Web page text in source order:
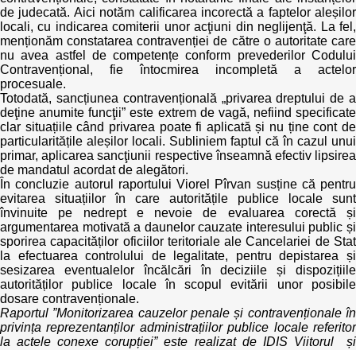
de judecată. Aici notăm calificarea incorectă a faptelor aleșilor
locali, cu indicarea comiterii unor acţiuni din neglijenţă. La fel,
menționăm constatarea contravenției de către o autoritate care
nu avea astfel de competențe conform prevederilor Codului
Contravențional, fie întocmirea incompletă a actelor
procesuale.
Totodată, sancțiunea contravențională „privarea dreptului de a
deţine anumite funcţii” este extrem de vagă, nefiind specificate
clar situațiile când privarea poate fi aplicată și nu ține cont de
particularitățile aleșilor locali. Subliniem faptul că în cazul unui
primar, aplicarea sancţiunii respective înseamnă efectiv lipsirea
de mandatul acordat de alegători.
În concluzie autorul raportului Viorel Pîrvan susține că pentru
evitarea situațiilor în care autoritățile publice locale sunt
învinuite pe nedrept e nevoie de evaluarea corectă și
argumentarea motivată a daunelor cauzate interesului public și
sporirea capacităților oficiilor teritoriale ale Cancelariei de Stat
la efectuarea controlului de legalitate, pentru depistarea și
sesizarea eventualelor încălcări în deciziile și dispozițiile
autorităților publice locale în scopul evitării unor posibile
dosare contravenționale.
Raportul ”Monitorizarea cauzelor penale și contravenționale în
privința reprezentanților administrațiilor publice locale referitor
la actele conexe corupției” este realizat de IDIS Viitorul și